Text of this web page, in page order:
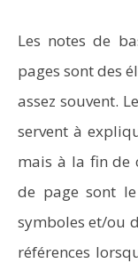
Les notes de
pages sont des
assez souvent.
servent à
mais à la fin de
de page sont
symboles et/ou
références